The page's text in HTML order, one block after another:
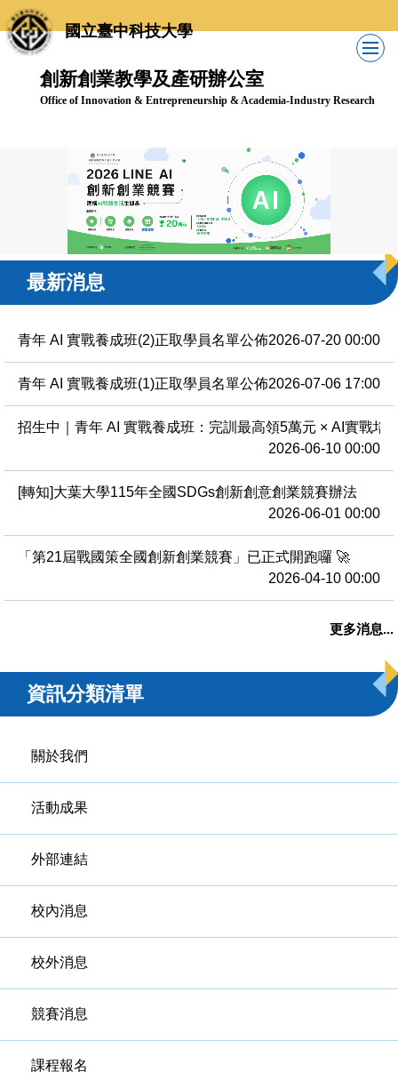
跳
到
主
國立臺中科技大學
創新創業教學及產研辦公室
Office of Innovation & Entrepreneurship & Academia-Industry Research
最新消息
青年 AI 實戰養成班(2)正取學員名單公佈2026-07-20 00:00
青年 AI 實戰養成班(1)正取學員名單公佈2026-07-06 17:00
招生中｜青年 AI 實戰養成班：完訓最高領5萬元 × AI實戰培
2026-06-10 00:00
[轉知]大葉大學115年全國SDGs創新創意創業競賽辦法
2026-06-01 00:00
「第21屆戰國策全國創新創業競賽」已正式開跑囉 🚀
2026-04-10 00:00
更多消息...
資訊分類清單
關於我們
活動成果
外部連結
校內消息
校外消息
競賽消息
課程報名